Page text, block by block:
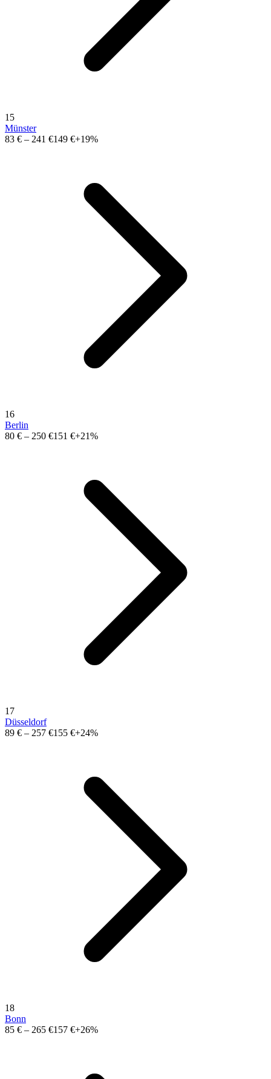
15
Münster
83 € – 241 €149 €+19%
16
Berlin
80 € – 250 €151 €+21%
17
Düsseldorf
89 € – 257 €155 €+24%
18
Bonn
85 € – 265 €157 €+26%